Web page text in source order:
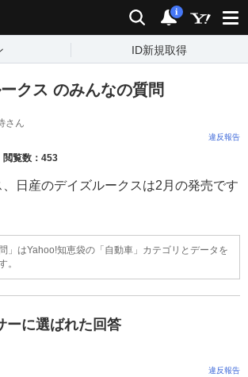
検索 通知
i
ID新規取得
クス のみんなの質問
さん
違反報告
閲覧数： 453
日産のデイズルークスは2月の発売です
」はYahoo!知恵袋の「自動車」カテゴリとデータを
。
ーに選ばれた回答
違反報告